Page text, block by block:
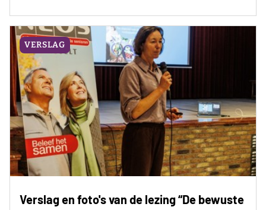
VERSLAG
Verslag en foto's van de lezing “De bewuste